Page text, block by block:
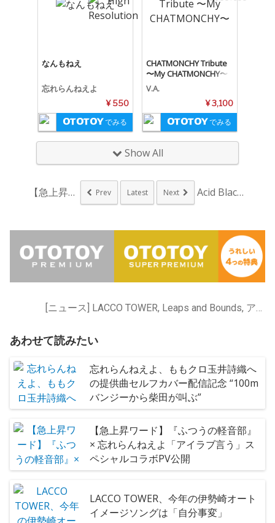
なんもねえ
忘れらんねえよ
¥ 550
でみる
CHATMONCHY Tribute
〜My CHATMONCHY〜
V.A.
¥ 3,100
でみる
Show All
【急上昇ワード】ヨル... Prev Latest Next Acid Black...
[ニュース] LACCO TOWER, Leaps and Bounds, アイカワヒトミ, 忘れらんねえよ, 渡 ケント
あわせて読みたい
忘れらんねえよ、ももクロ玉井詩織へ
の提供曲セルフカバー配信記念 “100m
バンジーから柴田が叫ぶ”
【急上昇ワード】『ふつうの軽音部』
× 忘れらんねえよ「アイラブ言う」ス
ペシャルコラボPV公開
LACCO TOWER、今年の伊勢崎オート
イメージソングは「自分事変」